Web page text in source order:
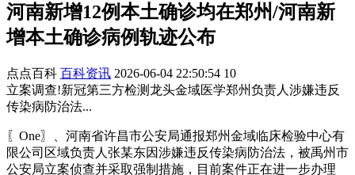
河南新增12例本土确诊均在郑州/河南新
增本土确诊病例轨迹公布
点点百科 百科资讯 2026-06-04 22:50:54 10
立案调查!新冠第三方检测龙头金域医学郑州负责人涉嫌违反
传染病防治法...
〖One〗、河南省许昌市公安局通报郑州金域临床检验中心有
限公司区域负责人张某东因涉嫌违反传染病防治法，被禹州市
公安局立案侦查并采取强制措施，目前案件正在进一步办理